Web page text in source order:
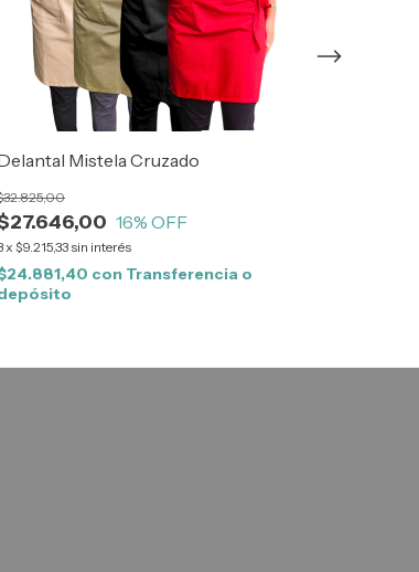
Mistela Cruzado
16% OFF
x $9.215,33 sin interés
con Transferencia o